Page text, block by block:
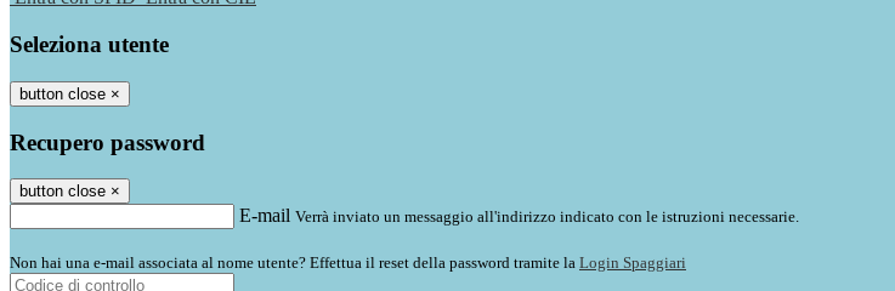
Seleziona utente
button close ×
Recupero password
button close ×
E-mail Verrà inviato un messaggio all'indirizzo indicato con le istruzioni necessarie.
Non hai una e-mail associata al nome utente? Effettua il reset della password tramite la Login Spaggiari